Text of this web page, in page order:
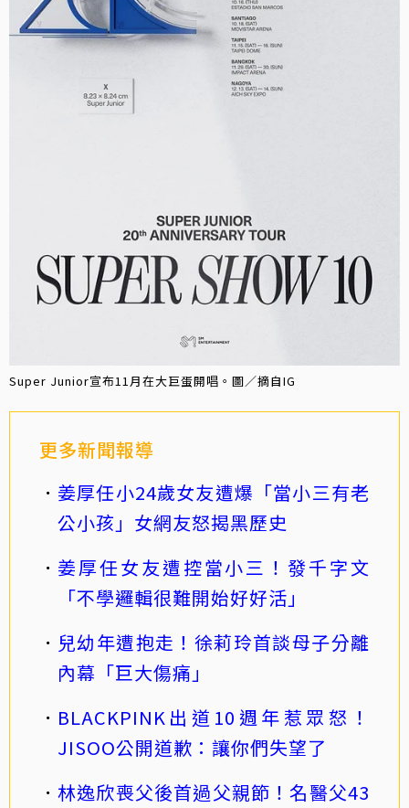
Super Junior宣布11月在大巨蛋開唱。圖／摘自IG
更多新聞報導
姜厚任小24歲女友遭爆「當小三有老
公小孩」女網友怒揭黑歷史
姜厚任女友遭控當小三！發千字文
「不學邏輯很難開始好好活」
兒幼年遭抱走！徐莉玲首談母子分離
內幕「巨大傷痛」
BLACKPINK出道10週年惹眾怒！
JISOO公開道歉：讓你們失望了
林逸欣喪父後首過父親節！名醫父43